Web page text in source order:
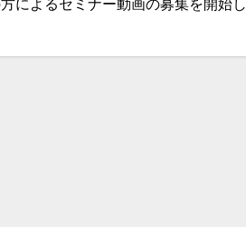
によるセミナー動画の募集を開始し